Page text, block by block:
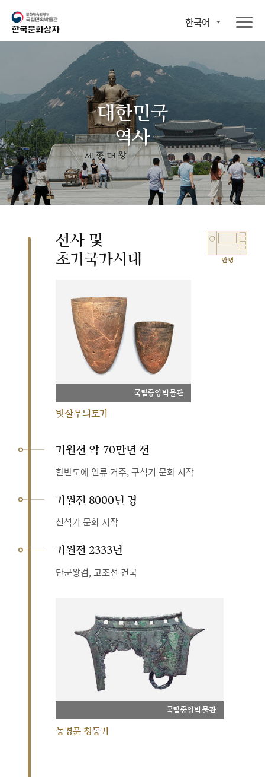
한국어
대한민국
역사
안녕
선사 및
초기국가시대
국립중앙박물관
빗살무늬토기
기원전 약 70만년 전
한반도에 인류 거주, 구석기 문화 시작
기원전 8000년 경
신석기 문화 시작
기원전 2333년
단군왕검, 고조선 건국
국립중앙박물관
농경문 청동기